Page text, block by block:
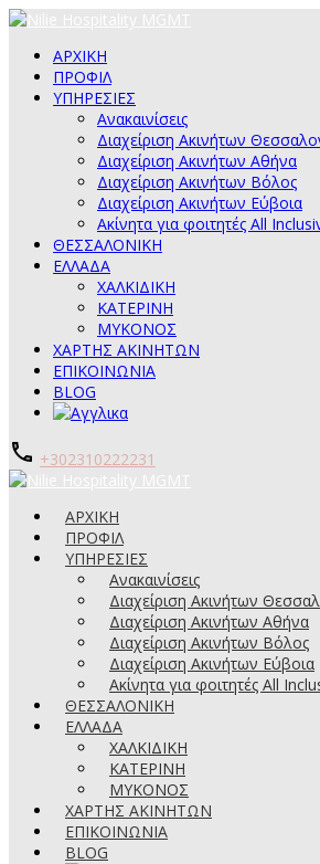
ΑΡΧΙΚΗ
ΠΡΟΦΙΛ
ΥΠΗΡΕΣΙΕΣ
Ανακαινίσεις
Διαχείριση Ακινήτων
Διαχείριση Ακινήτων Αθήνα
Διαχείριση Ακινήτων Βόλος
Διαχείριση Ακινήτων Εύβοια
Ακίνητα για φοιτητές All
ΘΕΣΣΑΛΟΝΙΚΗ
ΕΛΛΑΔΑ
ΧΑΛΚΙΔΙΚΗ
ΚΑΤΕΡΙΝΗ
ΜΥΚΟΝΟΣ
ΧΑΡΤΗΣ ΑΚΙΝΗΤΩΝ
ΕΠΙΚΟΙΝΩΝΙΑ
BLOG
+302310222231
ΑΡΧΙΚΗ
ΠΡΟΦΙΛ
ΥΠΗΡΕΣΙΕΣ
Ανακαινίσεις
Διαχείριση Ακινήτων
Διαχείριση Ακινήτων Αθήνα
Διαχείριση Ακινήτων Βόλος
Διαχείριση Ακινήτων Εύβοια
Ακίνητα για φοιτητές All
ΘΕΣΣΑΛΟΝΙΚΗ
ΕΛΛΑΔΑ
ΧΑΛΚΙΔΙΚΗ
ΚΑΤΕΡΙΝΗ
ΜΥΚΟΝΟΣ
ΧΑΡΤΗΣ ΑΚΙΝΗΤΩΝ
ΕΠΙΚΟΙΝΩΝΙΑ
BLOG